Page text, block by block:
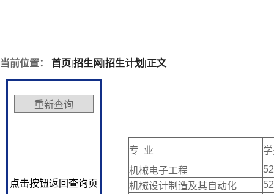
当前位置： 首页|招生网|招生计划 |正文
点击按钮返回查询页
专 业
机械电子工程
机械设计制造及其自动化